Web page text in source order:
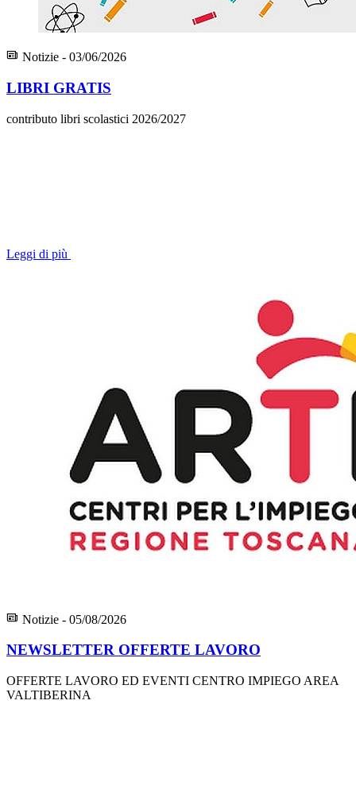
Notizie - 03/06/2026
LIBRI GRATIS
contributo libri scolastici 2026/2027
Leggi di più
Notizie - 05/08/2026
NEWSLETTER OFFERTE LAVORO
OFFERTE LAVORO ED EVENTI CENTRO IMPIEGO AREA
VALTIBERINA